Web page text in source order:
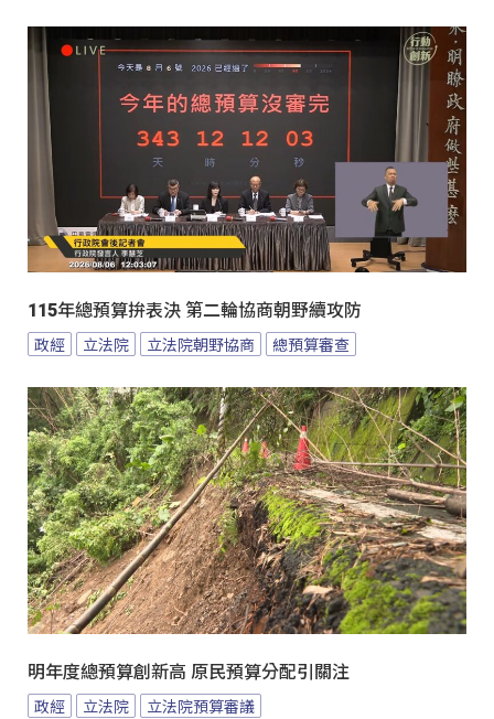
115年總預算拚表決 第二輪協商朝野續攻防
政經 立法院 立法院朝野協商 總預算審查
明年度總預算創新高 原民預算分配引關注
政經 立法院 立法院預算審議